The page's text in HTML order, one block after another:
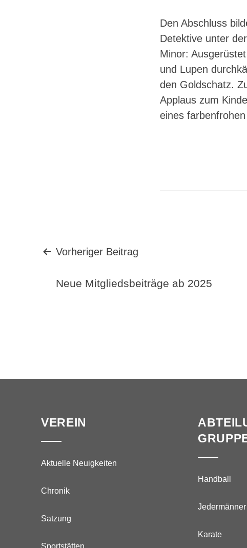
Den Abschluss
Detektive unter
Minor:
und Lupen
den Goldschatz.
Applaus zum
eines
Beitragsnavigation
Vorheriger Beitrag
Neue Mitgliedsbeiträge ab 2025
VEREIN
Aktuelle Neuigkeiten
Chronik
Satzung
Sportstätten
Handball
Jedermänner
Karate